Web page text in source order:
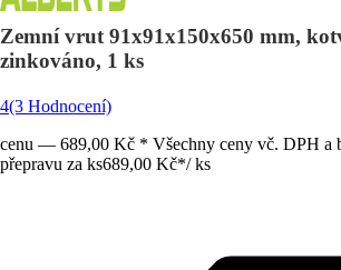
Zemní vrut 91x91x150x650 mm,
zinkováno, 1 ks
4(3 Hodnocení)
cenu — 689,00 Kč * Všechny ceny vč. DPH a
přepravu za ks689,00 Kč*/ ks